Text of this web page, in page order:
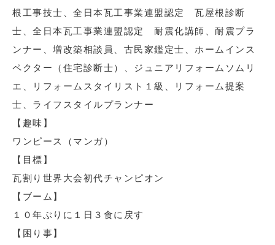
根工事技士、全日本瓦工事業連盟認定 瓦屋根診断
士、全日本瓦工事業連盟認定 耐震化講師、耐震プラ
ンナー、増改築相談員、古民家鑑定士、ホームインス
ペクター（住宅診断士）、ジュニアリフォームソムリ
エ、リフォームスタイリスト１級、リフォーム提案
士、ライフスタイルプランナー
【趣味】
ワンピース（マンガ）
【目標】
瓦割り世界大会初代チャンピオン
【ブーム】
１０年ぶりに１日３食に戻す
【困り事】